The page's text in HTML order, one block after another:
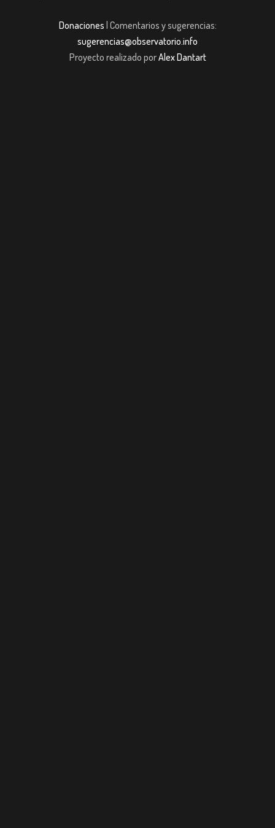
Donaciones | Comentarios y sugerencias:
sugerencias@observatorio.info
Proyecto realizado porAlex Dantart